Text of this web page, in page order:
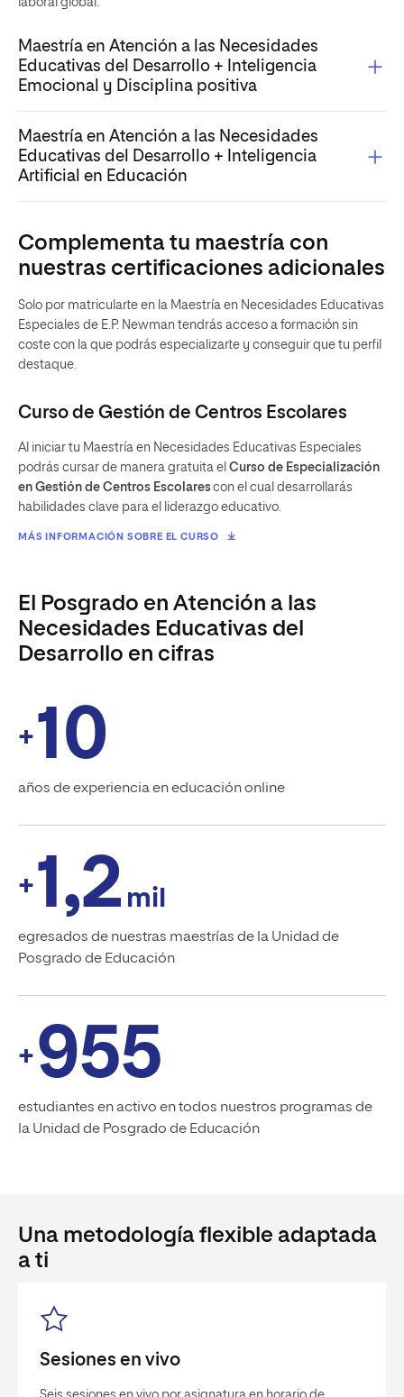
laboral global.
Maestría en Atención a las Necesidades
Educativas del Desarrollo + Inteligencia
Emocional y Disciplina positiva
Maestría en Atención a las Necesidades
Educativas del Desarrollo + Inteligencia
Artificial en Educación
Complementa tu maestría con
nuestras certificaciones adicionales
Solo por matricularte en la Maestría en Necesidades Educativas
Especiales de E.P. Newman tendrás acceso a formación sin
coste con la que podrás especializarte y conseguir que tu perfil
destaque.
Curso de Gestión de Centros Escolares
Al iniciar tu Maestría en Necesidades Educativas Especiales
podrás cursar de manera gratuita el Curso de Especialización
en Gestión de Centros Escolarescon el cual desarrollarás
habilidades clave para el liderazgo educativo.
MÁS INFORMACIÓN SOBRE EL CURSO
El Posgrado en Atención a las
Necesidades Educativas del
Desarrollo en cifras
+10
años de experiencia en educación online
+1,2 mil
egresados de nuestras maestrías de la Unidad de
Posgrado de Educación
+ 955
estudiantes en activo en todos nuestros programas de
la Unidad de Posgrado de Educación
Una metodología flexible adaptada
a ti
Sesiones en vivo